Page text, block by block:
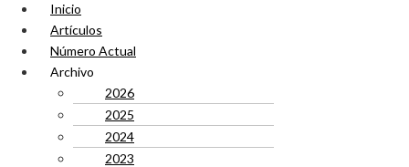
Inicio
Artículos
Número Actual
Archivo
2026
2025
2024
2023